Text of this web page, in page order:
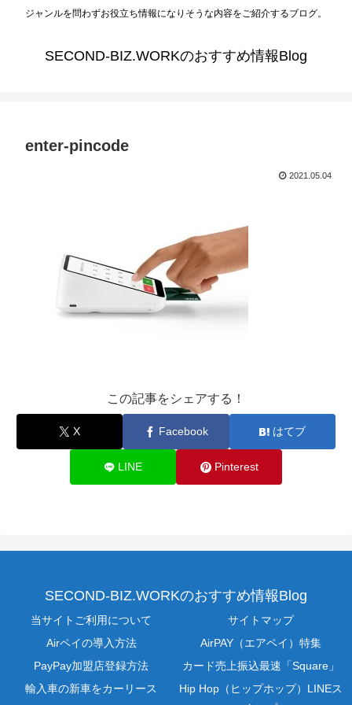
ジャンルを問わずお役立ち情報になりそうな内容をご紹介するブログ。
SECOND-BIZ.WORKのおすすめ情報Blog
enter-pincode
2021.05.04
この記事をシェアする！
X Facebook はてブ
LINE Pinterest
SECOND-BIZ.WORKのおすすめ情報Blog
当サイトご利用について
サイトマップ
Airペイの導入方法
AirPAY（エアペイ）特集
PayPay加盟店登録方法
カード売上振込最速「Square」
輸入車の新車をカーリース
Hip Hop（ヒップホップ）LINEス